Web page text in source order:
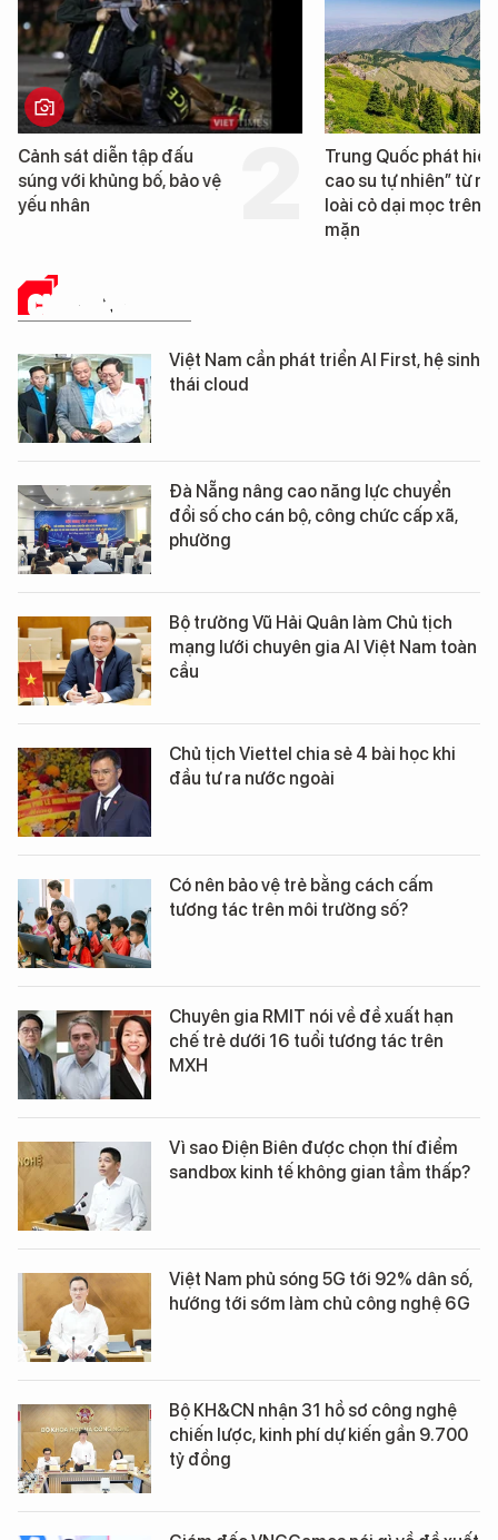
Trung Quốc phát hiện “mỏ
cao su tự nhiên” từ một
loài cỏ dại mọc trên đất
Loạt dự án bất
Đà Nẵng sắp bị
CHUYỂN ĐỔI SỐ
Việt Nam cần phát triển AI First, hệ sinh
thái cloud
Đà Nẵng nâng cao năng lực chuyển
đổi số cho cán bộ, công chức cấp xã,
phường
Bộ trưởng Vũ Hải Quân làm Chủ tịch
mạng lưới chuyên gia AI Việt Nam toàn
cầu
Chủ tịch Viettel chia sẻ 4 bài học khi
đầu tư ra nước ngoài
Có nên bảo vệ trẻ bằng cách cấm
tương tác trên môi trường số?
Chuyên gia RMIT nói về đề xuất hạn
chế trẻ dưới 16 tuổi tương tác trên
MXH
Vì sao Điện Biên được chọn thí điểm
sandbox kinh tế không gian tầm thấp?
Việt Nam phủ sóng 5G tới 92% dân số,
hướng tới sớm làm chủ công nghệ 6G
Bộ KH&CN nhận 31 hồ sơ công nghệ
chiến lược, kinh phí dự kiến gần 9.700
tỷ đồng